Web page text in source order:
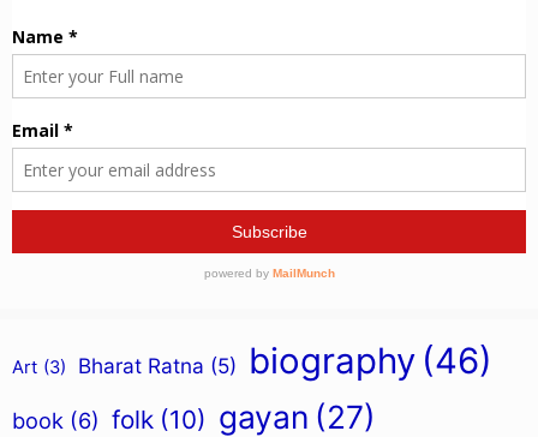
Art (3) Bharat Ratna (5) biography (46)
book (6) folk (10) gayan (27)